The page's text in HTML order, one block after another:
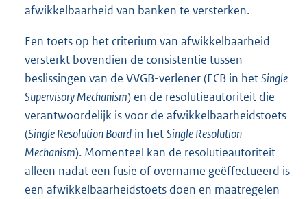
afwikkelbaarheid van banken te versterken.
Een toets op het criterium van afwikkelbaarheid
versterkt bovendien de consistentie tussen
beslissingen van de VVGB-verlener (ECB in hetSingle
Supervisory Mechanism) en de resolutieautoriteit die
verantwoordelijk is voor de afwikkelbaarheidstoets
(Single Resolution Board in hetSingle Resolution
Mechanism). Momenteel kan de resolutieautoriteit
alleen nadat een fusie of overname geëffectueerd is
een afwikkelbaarheidstoets doen en maatregelen